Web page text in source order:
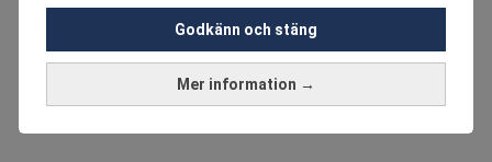
Mer information →
Godkänn och stäng